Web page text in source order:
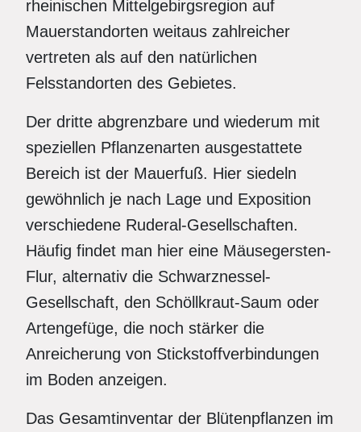
rheinischen Mittelgebirgsregion auf
Mauerstandorten weitaus zahlreicher
vertreten als auf den natürlichen
Felsstandorten des Gebietes.
Der dritte abgrenzbare und wiederum mit
speziellen Pflanzenarten ausgestattete
Bereich ist der Mauerfuß. Hier siedeln
gewöhnlich je nach Lage und Exposition
verschiedene Ruderal-Gesellschaften.
Häufig findet man hier eine Mäusegersten-
Flur, alternativ die Schwarznessel-
Gesellschaft, den Schöllkraut-Saum oder
Artengefüge, die noch stärker die
Anreicherung von Stickstoffverbindungen
im Boden anzeigen.
Das Gesamtinventar der Blütenpflanzen im